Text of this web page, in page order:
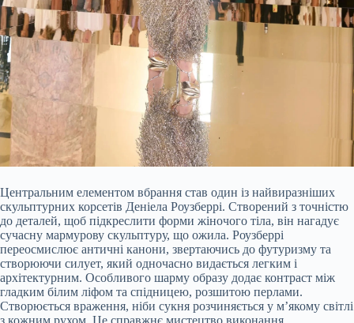
Центральним елементом вбрання став один із найвиразніших
скульптурних корсетів Деніела Роузберрі. Створений з точністю
до деталей, щоб підкреслити форми жіночого тіла, він нагадує
сучасну мармурову скульптуру, що ожила. Роузберрі
переосмислює античні канони, звертаючись до футуризму та
створюючи силует, який одночасно видається легким і
архітектурним. Особливого шарму образу додає контраст між
гладким білим ліфом та спідницею, розшитою перлами.
Створюється враження, ніби сукня розчиняється у м’якому світлі
з кожним рухом. Це справжнє мистецтво виконання.